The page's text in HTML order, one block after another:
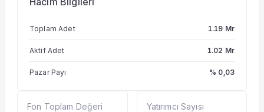
Toplam Adet 1.19 Mr
Aktif Adet 1.02 Mr
Pazar Payı % 0,03
Fon Toplam Değeri Yatırımcı Sayısı